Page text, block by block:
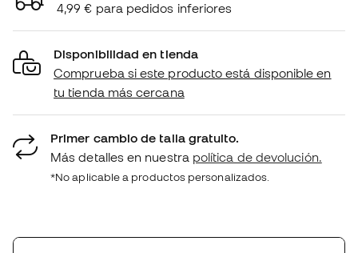
4,99 € para pedidos inferiores
Disponibilidad en tienda
Comprueba si este producto está disponible en
tu tienda más cercana
Primer cambio de talla gratuito.
Más detalles en nuestra política de devolución.
*No aplicable a productos personalizados.